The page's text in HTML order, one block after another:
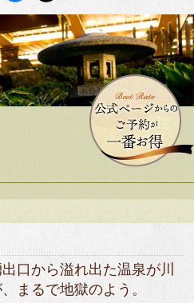
口から溢れ出た温泉が川
まるで地獄のよう。